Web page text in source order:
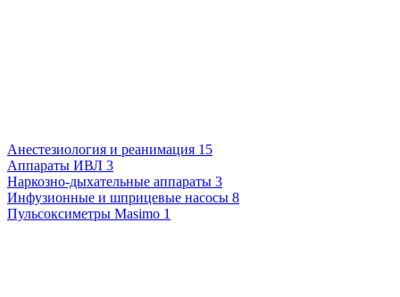
Анестезиология и реанимация 15
Аппараты ИВЛ 3
Наркозно-дыхательные аппараты 3
Инфузионные и шприцевые насосы 8
Пульсоксиметры Masimo 1